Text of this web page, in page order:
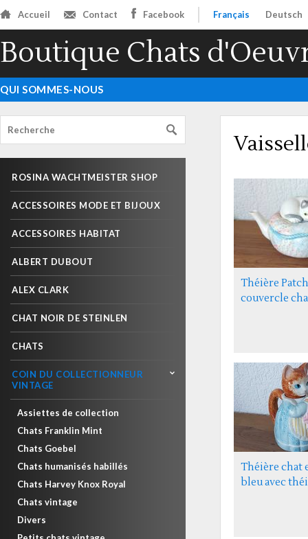
Accueil Contact Facebook Français Deutsch
Boutique Chats
QUI SOMMES-NOUS
ROSINA WACHTMEISTER SHOP
ACCESSOIRES MODE ET BIJOUX
ACCESSOIRES HABITAT
ALBERT DUBOUT
ALEX CLARK
CHAT NOIR DE STEINLEN
CHATS
COIN DU COLLECTIONNEUR
VINTAGE
Assiettes de collection
Chats Franklin Mint
Chats Goebel
Chats humanisés habillés
Chats Harvey Knox Royal
Chats vintage
Divers
Théière
couvercle
Théière chat
bleu avec